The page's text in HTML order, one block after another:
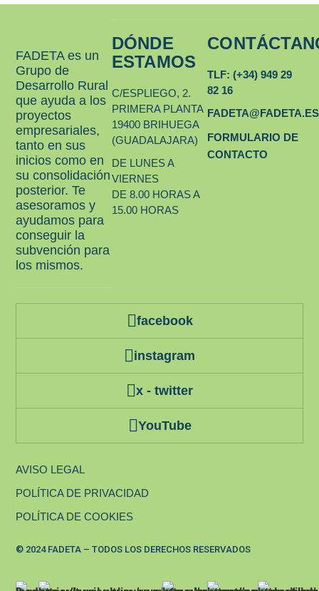
FADETA es un
Grupo de
Desarrollo Rural
que ayuda a los
proyectos
empresariales,
tanto en sus
inicios como en
su consolidación
posterior. Te
asesoramos y
ayudamos para
conseguir la
subvención para
los mismos.
DÓNDE
ESTAMOS
C/ESPLIEGO, 2.
PRIMERA PLANTA
19400 BRIHUEGA
(GUADALAJARA)
DE LUNES A
VIERNES
DE 8.00 HORAS A
15.00 HORAS
TLF: (+34) 949 29
82 16
FADETA@FADETA.ES
FORMULARIO DE
CONTACTO
facebook
instagram
x - twitter
YouTube
© 2024 FADETA – TODOS LOS DERECHOS RESERVADOS
AVISO LEGAL
POLÍTICA DE PRIVACIDAD
POLÍTICA DE COOKIES